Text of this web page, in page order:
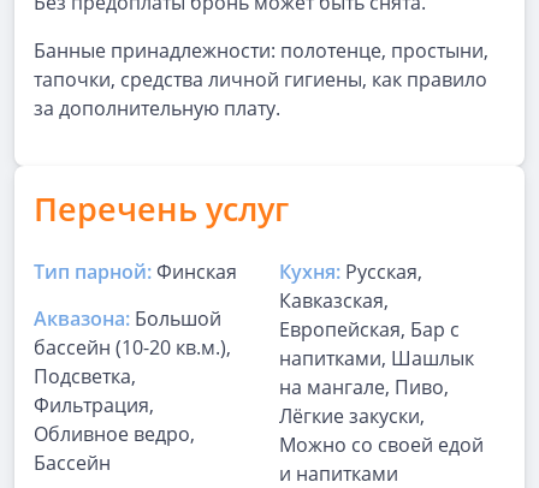
Банные принадлежности: полотенце, простыни,
тапочки, средства личной гигиены, как правило
за дополнительную плату.
Перечень услуг
Тип парной:Финская
Аквазона: Большой
бассейн (10-20 кв.м.),
Подсветка,
Фильтрация,
Обливное ведро,
Бассейн
Кухня: Русская,
Кавказская,
Европейская, Бар с
напитками, Шашлык
на мангале, Пиво,
Лёгкие закуски,
Можно со своей едой
и напитками